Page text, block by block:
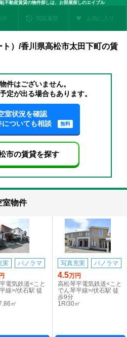
|不動産賃貸の物件探しは、お部屋探しのエイブル
閲覧履歴 お気に入り
）/香川県高松市太田下町の賃
件はございません。
定が出る場合もあります。
室状況を確認
についても相談
無料
市の賃貸を探す
室物件
実 パノラマ
電気鉄道<こと
線>/伏石駅 徒
㎡
写真充実 パノラマ
4.5万円
高松琴平電気鉄道<こと
でん琴平線>/伏石駅 徒
歩9分
1R/30㎡